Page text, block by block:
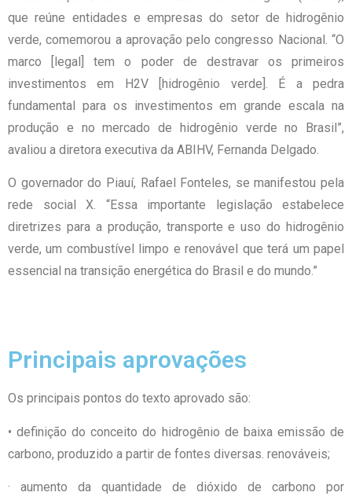
que reúne entidades e empresas do setor de hidrogênio
verde, comemorou a aprovação pelo congresso Nacional. “O
marco [legal] tem o poder de destravar os primeiros
investimentos em H2V [hidrogênio verde]. É a pedra
fundamental para os investimentos em grande escala na
produção e no mercado de hidrogênio verde no Brasil”,
avaliou a diretora executiva da ABIHV, Fernanda Delgado.
O governador do Piauí, Rafael Fonteles, se manifestou pela
rede social X. “Essa importante legislação estabelece
diretrizes para a produção, transporte e uso do hidrogênio
verde, um combustível limpo e renovável que terá um papel
essencial na transição energética do Brasil e do mundo.”
Principais aprovações
Os principais pontos do texto aprovado são:
• definição do conceito do hidrogênio de baixa emissão de
carbono, produzido a partir de fontes diversas. renováveis;
· aumento da quantidade de dióxido de carbono por